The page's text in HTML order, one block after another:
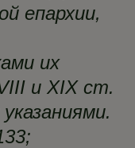
епархии,
их
и XIX ст.